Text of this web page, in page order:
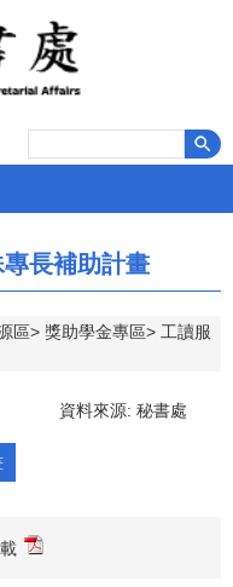
長補助計畫
區 獎助學金專區
工讀服
資料來源: 秘書處